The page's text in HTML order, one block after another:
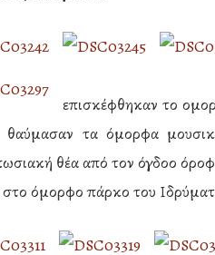
επισκέφθηκαν το
τα όμορφα
θέα από τον όγδοο
στο όμορφο πάρκο του